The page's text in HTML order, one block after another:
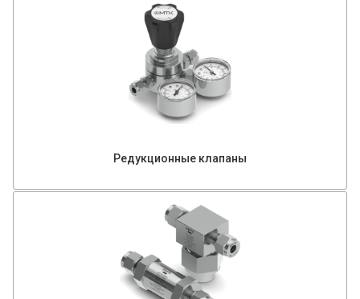
Редукционные клапаны